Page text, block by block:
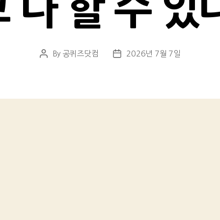
다 할 수 있
Post
By 공퀴즈닷컴
Post2026년 7월 7일